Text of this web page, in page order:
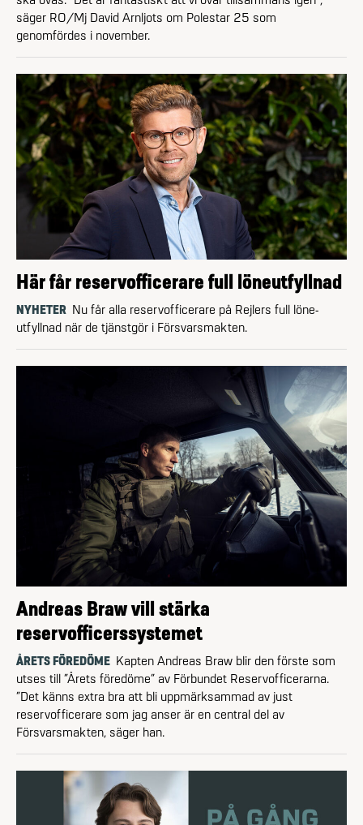
säger RO/Mj David Arnljots om Polestar 25 som
genomfördes i november.
Här får reservofficerare full löneutfyllnad
NYHETER Nu får alla reserv­officerare på Rejlers full löne­
utfyllnad när de tjänstgör i Försvarsmakten.
Andreas Braw vill stärka
reservofficerssystemet
ÅRETS FÖREDÖME Kapten Andreas Braw blir den förste som
utses till ”Årets föredöme” av Förbundet Reservofficerarna.
”Det känns extra bra att bli uppmärksammad av just
reservofficerare som jag anser är en central del av
Försvarsmakten, säger han.